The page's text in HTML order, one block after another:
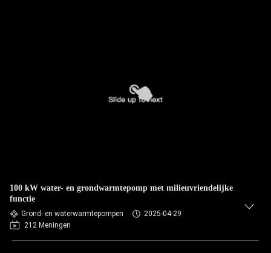
100 kW water- en grondwarmtepomp met milieuvriendelijke
functie
Grond- en waterwarmtepompen
2025-04-29
212 Meningen